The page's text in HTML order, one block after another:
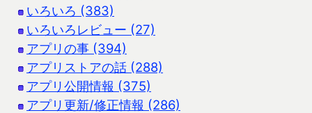
いろいろ (383)
いろいろレビュー (27)
アプリの事 (394)
アプリストアの話 (288)
アプリ公開情報 (375)
アプリ更新/修正情報 (286)